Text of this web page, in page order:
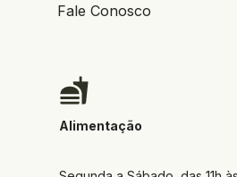
Alimentação
Fale Conosco